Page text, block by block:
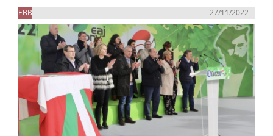
EBB 27/11/2022